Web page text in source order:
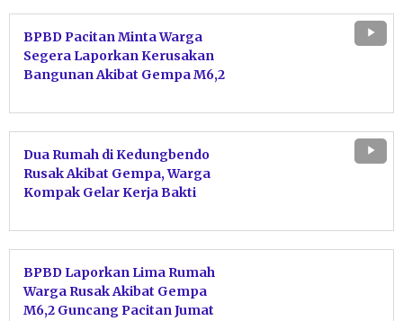
BPBD Pacitan Minta Warga
Segera Laporkan Kerusakan
Bangunan Akibat Gempa M6,2
Dua Rumah di Kedungbendo
Rusak Akibat Gempa, Warga
Kompak Gelar Kerja Bakti
BPBD Laporkan Lima Rumah
Warga Rusak Akibat Gempa
M6,2 Guncang Pacitan Jumat